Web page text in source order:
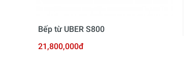
Bếp từ UBER S800
21,800,000đ